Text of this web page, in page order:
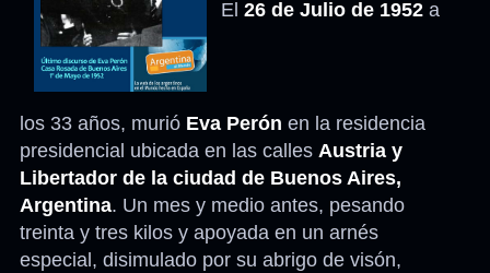
El 26 de Julio de 1952a
los 33 años, murió Eva Perón en la residencia
presidencial ubicada en las calles Austria y
Libertador de la ciudad de Buenos Aires,
Argentina. Un mes y medio antes, pesando
treinta y tres kilos y apoyada en un arnés
especial, disimulado por su abrigo de visón,